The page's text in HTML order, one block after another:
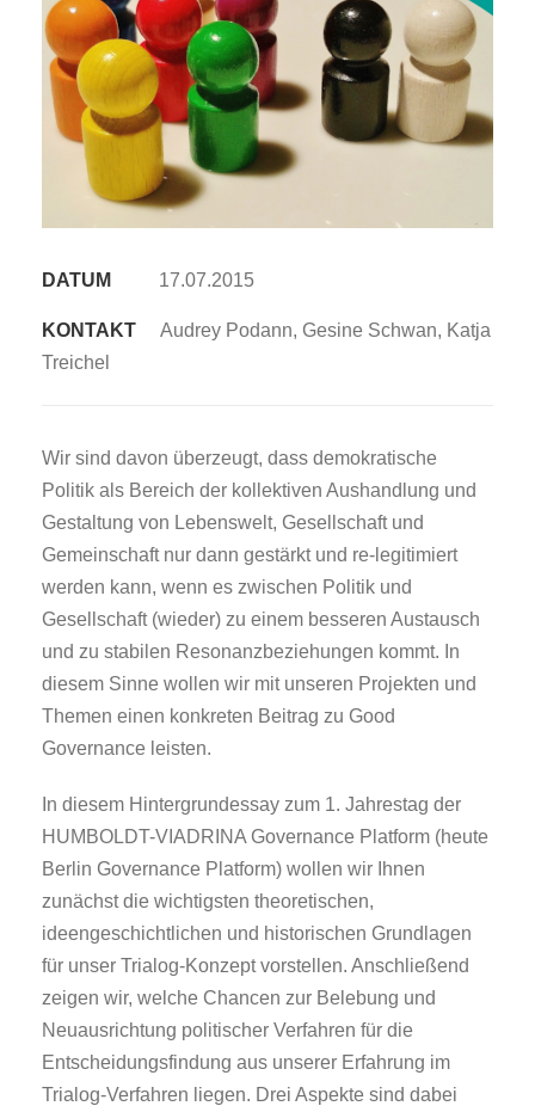
DATUM 17.07.2015
KONTAKT
Audrey Podann, Gesine Schwan, Katja
Treichel
Wir sind davon überzeugt, dass demokratische
Politik als Bereich der kollektiven Aushandlung und
Gestaltung von Lebenswelt, Gesellschaft und
Gemeinschaft nur dann gestärkt und re-legitimiert
werden kann, wenn es zwischen Politik und
Gesellschaft (wieder) zu einem besseren Austausch
und zu stabilen Resonanzbeziehungen kommt. In
diesem Sinne wollen wir mit unseren Projekten und
Themen einen konkreten Beitrag zu Good
Governance leisten.
In diesem Hintergrundessay zum 1. Jahrestag der
HUMBOLDT-VIADRINA Governance Platform (heute
Berlin Governance Platform) wollen wir Ihnen
zunächst die wichtigsten theoretischen,
ideengeschichtlichen und historischen Grundlagen
für unser Trialog-Konzept vorstellen. Anschließend
zeigen wir, welche Chancen zur Belebung und
Neuausrichtung politischer Verfahren für die
Entscheidungsfindung aus unserer Erfahrung im
Trialog-Verfahren liegen. Drei Aspekte sind dabei